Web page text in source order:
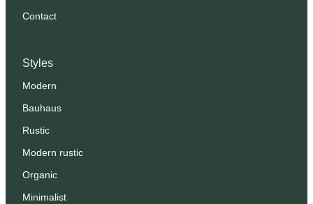
Styles
Modern
Bauhaus
Rustic
Modern rustic
Organic
Minimalist
Contact